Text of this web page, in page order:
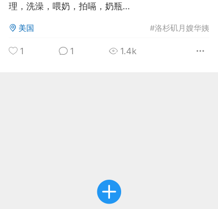
华人论坛
华人社区信息发布规范》
理，洗澡，喂奶，拍嗝，奶瓶...
美国 #洛杉矶月嫂华姨
1 1 1.4k